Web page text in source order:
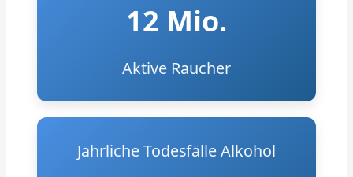
12 Mio.
Aktive Raucher
Jährliche Todesfälle Alkohol